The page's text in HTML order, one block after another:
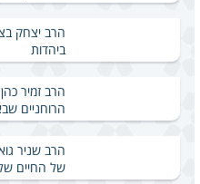
הרב יצחק
ביהדות
הרב זמיר
הרוחניים
הרב שניר
של החיים